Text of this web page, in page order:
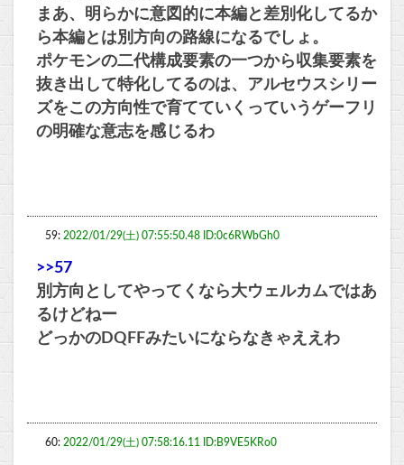
まあ、明らかに意図的に本編と差別化してるか
ら本編とは別方向の路線になるでしょ。
ポケモンの二代構成要素の一つから収集要素を
抜き出して特化してるのは、アルセウスシリー
ズをこの方向性で育てていくっていうゲーフリ
の明確な意志を感じるわ
59: 2022/01/29(土) 07:55:50.48 ID:0c6RWbGh0
>>57
別方向としてやってくなら大ウェルカムではあ
るけどねー
どっかのDQFFみたいにならなきゃええわ
60: 2022/01/29(土) 07:58:16.11 ID:B9VE5KRo0